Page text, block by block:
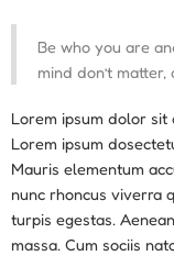
Be who you are
mind don’t
Lorem ipsum dolor
Lorem ipsum
Mauris elementum
nunc rhoncus viverra
turpis egestas.
massa. Cum sociis